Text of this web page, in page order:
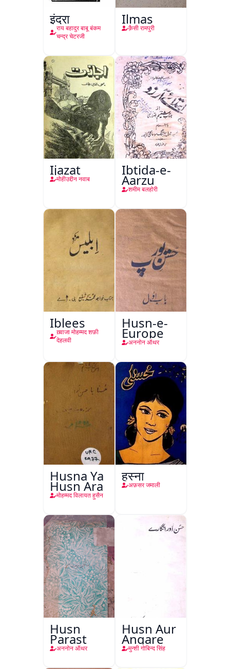
इंद्रा
राय बहादुर बाबू बंकम
चन्द्र चेटरजी
Ilmas
क़ैसी रामपुरी
Ijazat
मोहीउद्दीन नवाब
Ibtida-e-
Aarzu
शमीम बलहोरी
Iblees
ख़्वाजा मोहम्मद शफ़ी
देहलवी
Husn-e-
Europe
अननोन ऑथर
Husna Ya
Husn Ara
मोहम्मद विलायत हुसैन
हुस्ना
अफ़सर जमाली
Husn
Parast
अननोन ऑथर
Husn Aur
Angare
मुन्शी गोबिन्द सिंह